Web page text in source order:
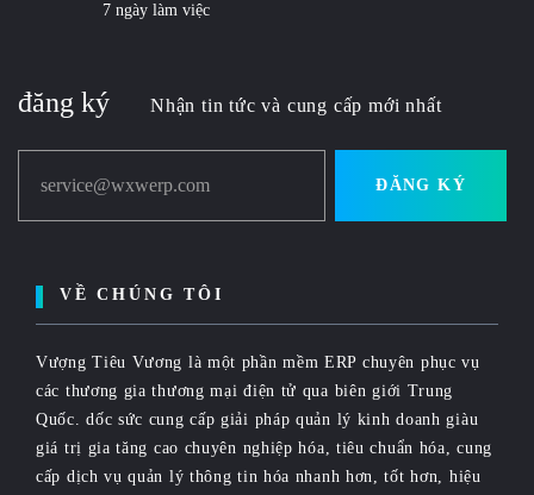
7 ngày làm việc
đăng ký Nhận tin tức và cung cấp mới nhất
service@wxwerp.com ĐĂNG KÝ
VỀ CHÚNG TÔI
Vượng Tiêu Vương là một phần mềm ERP chuyên phục vụ
các thương gia thương mại điện tử qua biên giới Trung
Quốc. dốc sức cung cấp giải pháp quản lý kinh doanh giàu
giá trị gia tăng cao chuyên nghiệp hóa, tiêu chuẩn hóa, cung
cấp dịch vụ quản lý thông tin hóa nhanh hơn, tốt hơn, hiệu